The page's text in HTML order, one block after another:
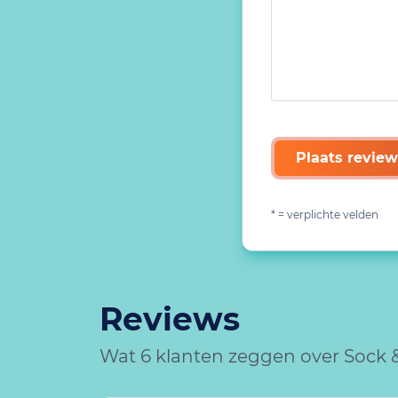
Plaats review
* = verplichte velden
Reviews
Wat 6 klanten zeggen over Sock